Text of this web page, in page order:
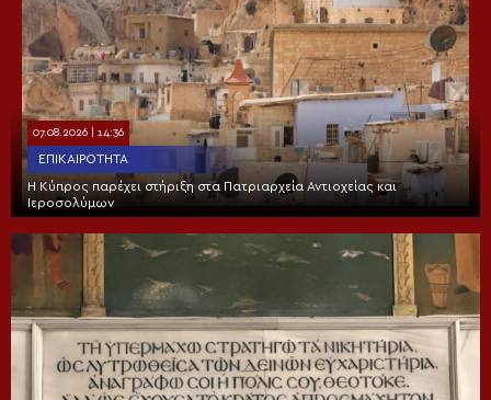
07.08.2026 | 14:36
ΕΠΙΚΑΙΡΌΤΗΤΑ
Η Κύπρος παρέχει στήριξη στα Πατριαρχεία Αντιοχείας και
Ιεροσολύμων